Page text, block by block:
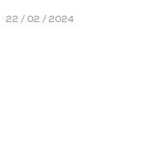
22 / 02 / 2024